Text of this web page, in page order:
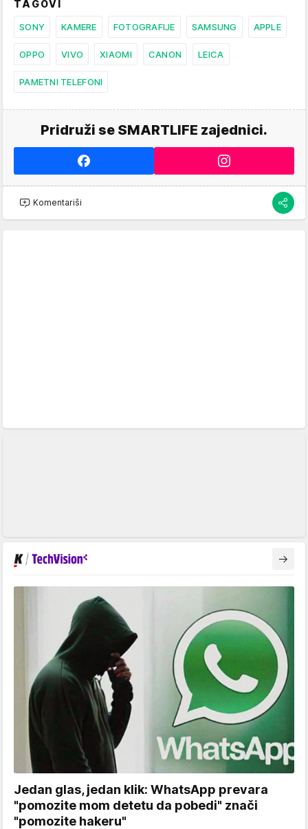
TAGOVI
SONY KAMERE FOTOGRAFIJE SAMSUNG APPLE
OPPO VIVO XIAOMI CANON LEICA
PAMETNI TELEFONI
Pridruži se SMARTLIFE zajednici.
Komentariši
Jedan glas, jedan klik: WhatsApp prevara
"pomozite mom detetu da pobedi" znači
"pomozite hakeru"